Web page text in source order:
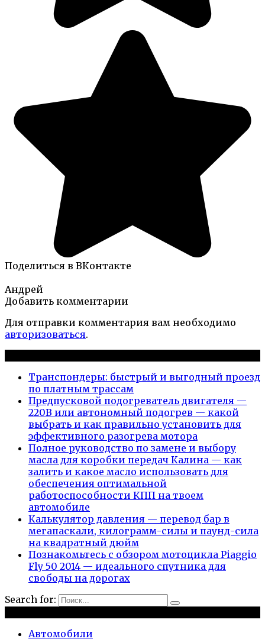
Поделиться в ВКонтакте
Андрей
Добавить комментарии
Для отправки комментария вам необходимо
авторизоваться.
Транспондеры: быстрый и выгодный проезд
по платным трассам
Предпусковой подогреватель двигателя —
220В или автономный подогрев — какой
выбрать и как правильно установить для
эффективного разогрева мотора
Полное руководство по замене и выбору
масла для коробки передач Калина — как
залить и какое масло использовать для
обеспечения оптимальной
работоспособности КПП на твоем
автомобиле
Калькулятор давления — перевод бар в
мегапаскали, килограмм-силы и паунд-сила
на квадратный дюйм
Познакомьтесь с обзором мотоцикла Piaggio
Fly 50 2014 — идеального спутника для
свободы на дорогах
Search for:
Автомобили